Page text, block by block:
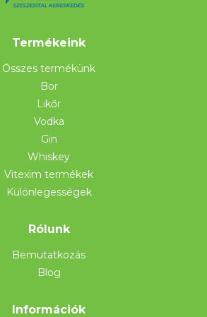
Termékeink
Összes termékünk
Bor
Likőr
Vodka
Gin
Whiskey
Vitexim termékek
Különlegességek
Rólunk
Bemutatkozás
Blog
Információk